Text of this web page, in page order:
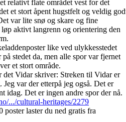
relativt flate området vest for det
et stort åpent hugstfelt og veldig
var lite snø og skare og fine
aktivt langrenn og orientering den
like ved ulykkesstedet
stedet da, men alle spor var fjernet
et stort område.
det Vidar skriver: Streken til Vidar er
var der etterpå jeg også. Det er
idag. Det er ingen andre spor der nå.
.../cultural-heritages/2279
laster du ned gratis fra